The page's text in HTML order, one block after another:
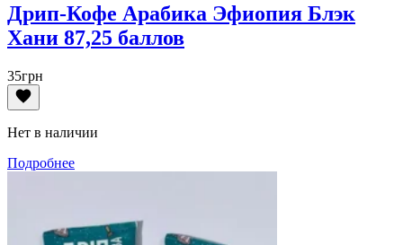
Дрип-Кофе Арабика Эфиопия Блэк
Хани 87,25 баллов
35грн
Нет в наличии
Подробнее